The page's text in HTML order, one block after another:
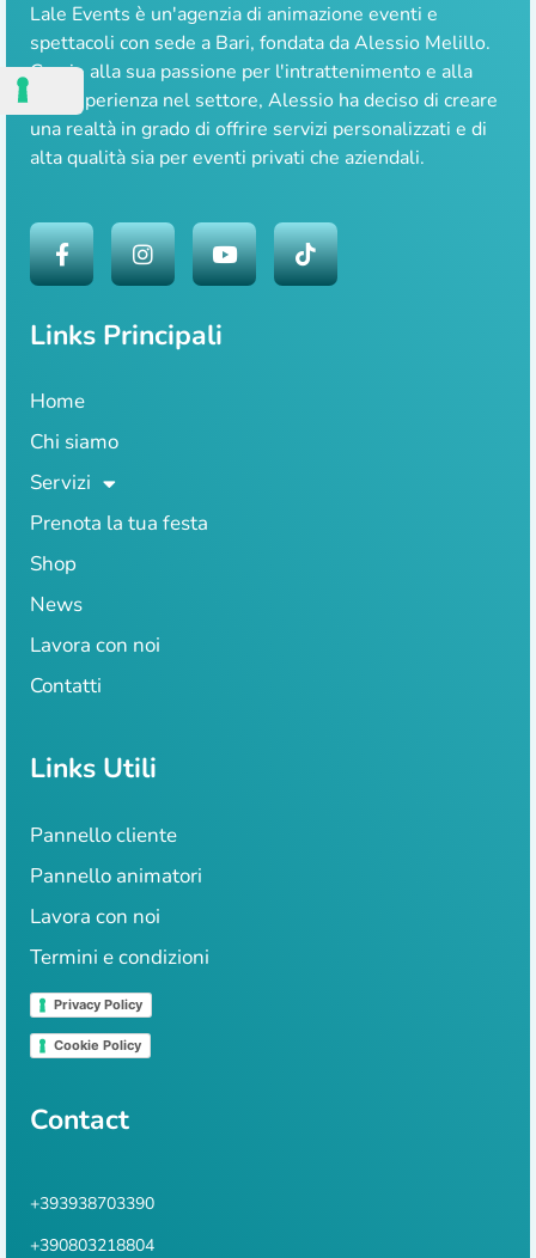
Lale Events è un'agenzia di animazione eventi e
spettacoli con sede a Bari, fondata da Alessio Melillo.
Grazie alla sua passione per l'intrattenimento e alla
sua esperienza nel settore, Alessio ha deciso di creare
una realtà in grado di offrire servizi personalizzati e di
alta qualità sia per eventi privati che aziendali.
Links Principali
Home
Chi siamo
Servizi
Prenota la tua festa
Shop
News
Lavora con noi
Contatti
Links Utili
Pannello cliente
Pannello animatori
Lavora con noi
Termini e condizioni
Privacy Policy
Cookie Policy
Contact
+393938703390
+390803218804